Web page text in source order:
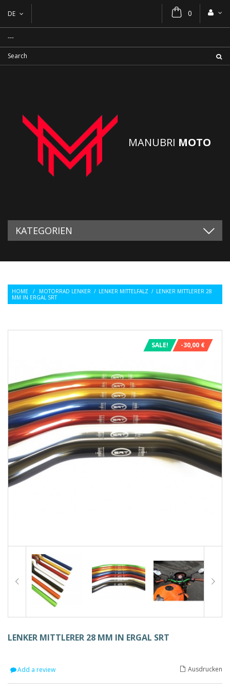
DE 0
MANUBRI MOTO
KATEGORIEN
HOME / MOTORRAD LENKER / LENKER MITTELFALZ / LENKER MITTLERER 28
MM IN ERGAL SRT
SALE! -30,00 €
LENKER MITTLERER 28 MM IN ERGAL SRT
Add a review Ausdrucken